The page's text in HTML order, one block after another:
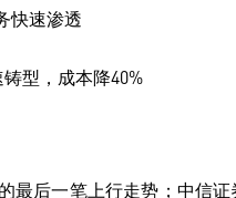
快速渗透
型，成本降40%
最后一笔上行走势；中信